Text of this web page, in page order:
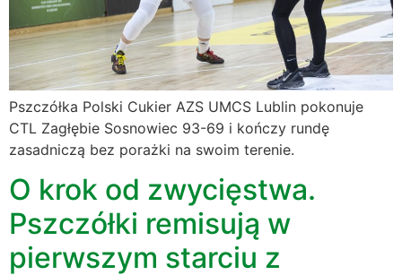
Pszczółka Polski Cukier AZS UMCS Lublin pokonuje
CTL Zagłębie Sosnowiec 93-69 i kończy rundę
zasadniczą bez porażki na swoim terenie.
O krok od zwycięstwa.
Pszczółki remisują w
pierwszym starciu z